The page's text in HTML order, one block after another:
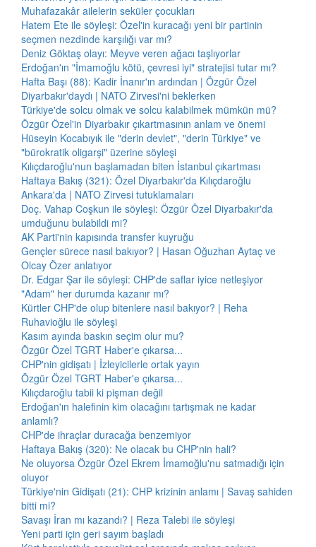
Muhafazakâr ailelerin seküler çocukları
Hatem Ete ile söyleşi: Özel'in kuracağı yeni bir partinin
seçmen nezdinde karşılığı var mı?
Deniz Göktaş olayı: Meyve veren ağacı taşlıyorlar
Erdoğan'ın "İmamoğlu kötü, çevresi iyi" stratejisi tutar mı?
Hafta Başı (88): Kadir İnanır'ın ardından | Özgür Özel
Diyarbakır'daydı | NATO Zirvesi'ni beklerken
Türkiye'de solcu olmak ve solcu kalabilmek mümkün mü?
Özgür Özel'in Diyarbakır çıkartmasının anlam ve önemi
Hüseyin Kocabıyık ile "derin devlet", "derin Türkiye" ve
"bürokratik oligarşi" üzerine söyleşi
Kılıçdaroğlu'nun başlamadan biten İstanbul çıkartması
Haftaya Bakış (321): Özel Diyarbakır'da Kılıçdaroğlu
Ankara'da | NATO Zirvesi tutuklamaları
Doç. Vahap Coşkun ile söyleşi: Özgür Özel Diyarbakır'da
umduğunu bulabildi mi?
AK Parti'nin kapısında transfer kuyruğu
Gençler sürece nasıl bakıyor? | Hasan Oğuzhan Aytaç ve
Olcay Özer anlatıyor
Dr. Edgar Şar ile söyleşi: CHP'de saflar iyice netleşiyor
"Adam" her durumda kazanır mı?
Kürtler CHP'de olup bitenlere nasıl bakıyor? | Reha
Ruhavioğlu ile söyleşi
Kasım ayında baskın seçim olur mu?
Özgür Özel TGRT Haber'e çıkarsa...
CHP'nin gidişatı | İzleyicilerle ortak yayın
Özgür Özel TGRT Haber'e çıkarsa...
Kılıçdaroğlu tabii ki pişman değil
Erdoğan'ın halefinin kim olacağını tartışmak ne kadar
anlamlı?
CHP'de ihraçlar duracağa benzemiyor
Haftaya Bakış (320): Ne olacak bu CHP'nin hali?
Ne oluyorsa Özgür Özel Ekrem İmamoğlu'nu satmadığı için
oluyor
Türkiye'nin Gidişatı (21): CHP krizinin anlamı | Savaş sahiden
bitti mi?
Savaşı İran mı kazandı? | Reza Talebi ile söyleşi
Yeni parti için geri sayım başladı